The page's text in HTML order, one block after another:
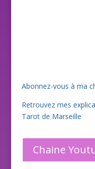
Abonnez-vous à ma
Retrouvez mes
Tarot de Marseille
Chaine